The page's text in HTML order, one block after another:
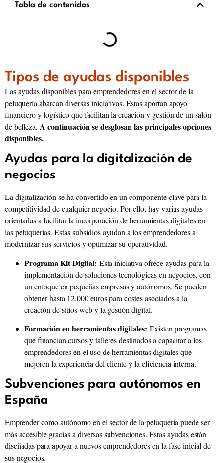
Tabla de contenidos
Tipos de ayudas disponibles
Las ayudas disponibles para emprendedores en el sector de la
peluquería abarcan diversas iniciativas. Estas aportan apoyo
financiero y logístico que facilitan la creación y gestión de un salón
de belleza. A continuación se desglosan las principales opciones
disponibles.
Ayudas para la digitalización de
negocios
La digitalización se ha convertido en un componente clave para la
competitividad de cualquier negocio. Por ello, hay varias ayudas
orientadas a facilitar la incorporación de herramientas digitales en
las peluquerías. Estas subsidios ayudan a los emprendedores a
modernizar sus servicios y optimizar su operatividad.
Programa Kit Digital: Esta iniciativa ofrece ayudas para la
implementación de soluciones tecnológicas en negocios, con
un enfoque en pequeñas empresas y autónomos. Se pueden
obtener hasta 12.000 euros para costes asociados a la
creación de sitios web y la gestión digital.
Formación en herramientas digitales: Existen programas
que financian cursos y talleres destinados a capacitar a los
emprendedores en el uso de herramientas digitales que
mejoren la experiencia del cliente y la eficiencia interna.
Subvenciones para autónomos en
España
Emprender como autónomo en el sector de la peluquería puede ser
más accesible gracias a diversas subvenciones. Estas ayudas están
diseñadas para apoyar a nuevos emprendedores en la fase inicial de
sus negocios.